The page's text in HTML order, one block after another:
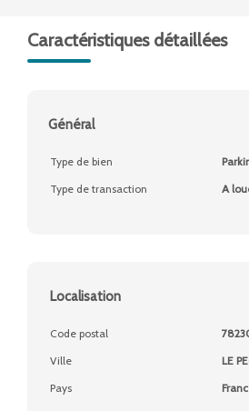
Caractéristiques détaillées
Général
Type de bien
Type de transaction
A
Localisation
Code postal
Ville
LE
Pays